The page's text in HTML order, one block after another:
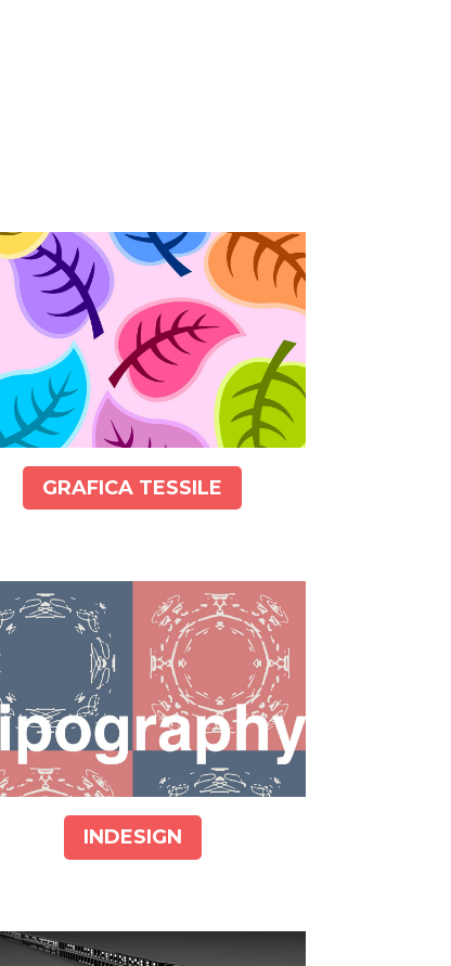
GRAFICA TESSILE
INDESIGN